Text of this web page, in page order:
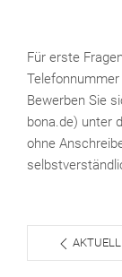
Für erste
Bewerben Sie
bona.de) unter
ohne